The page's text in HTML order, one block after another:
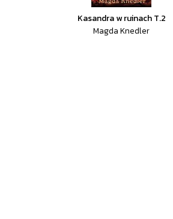
Kasandra w ruinach T.2
Magda Knedler